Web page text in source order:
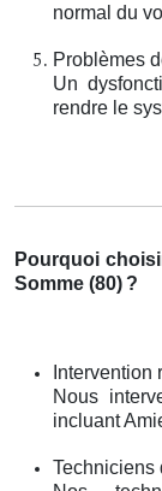
normal du
Problèmes
Un
rendre le
Pourquoi
Somme (80) ?
Intervention
Nous
incluant
Techniciens